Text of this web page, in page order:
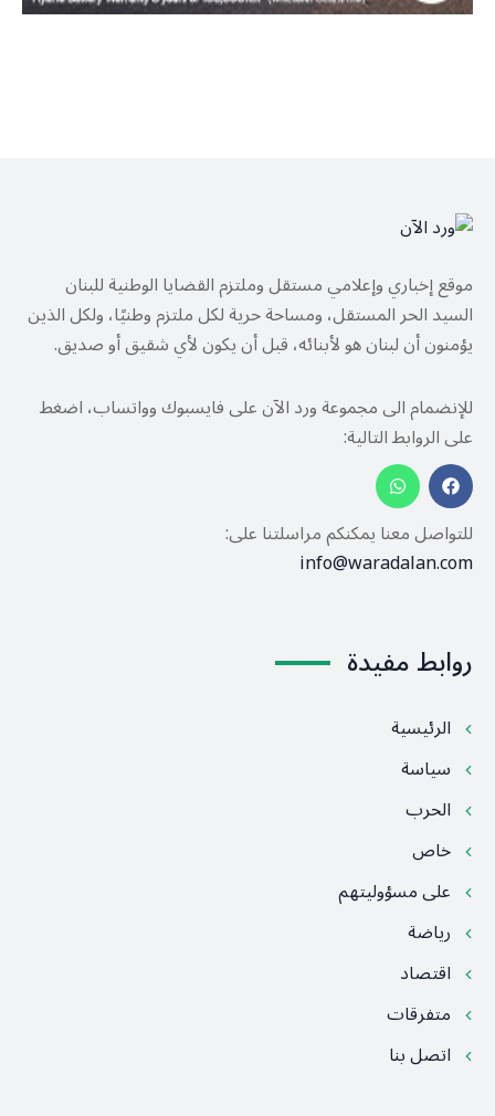
موقع إخباري وإعلامي مستقل وملتزم القضايا الوطنية للبنان
السيد الحر المستقل، ومساحة حرية لكل ملتزم وطنيًا، ولكل الذين
يؤمنون أن لبنان هو لأبنائه، قبل أن يكون لأي شقيق أو صديق.
للإنضمام الى مجموعة ورد الآن على فايسبوك وواتساب، اضغط
على الروابط التالية:
للتواصل معنا يمكنكم مراسلتنا على:
info@waradalan.com
روابط مفيدة
الرئيسية
سياسة
الحرب
خاص
على مسؤوليتهم
رياضة
اقتصاد
متفرقات
اتصل بنا